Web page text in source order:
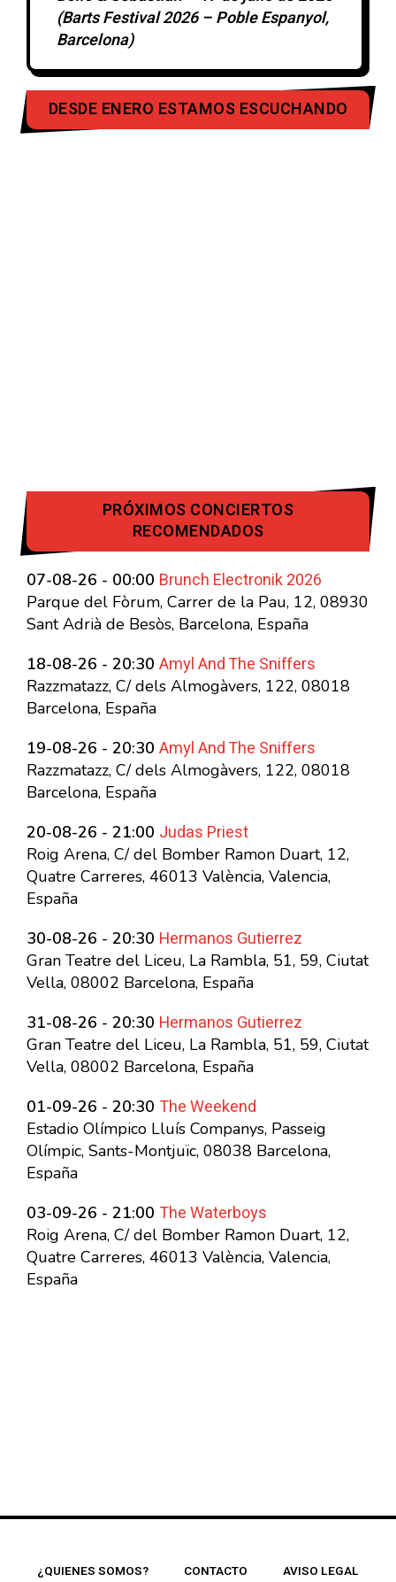
(Barts Festival 2026 – Poble Espanyol,
Barcelona)
DESDE ENERO ESTAMOS ESCUCHANDO
PRÓXIMOS CONCIERTOS
RECOMENDADOS
07-08-26 - 00:00 Brunch Electronik 2026
Parque del Fòrum, Carrer de la Pau, 12, 08930
Sant Adrià de Besòs, Barcelona, España
18-08-26 - 20:30 Amyl And The Sniffers
Razzmatazz, C/ dels Almogàvers, 122, 08018
Barcelona, España
19-08-26 - 20:30 Amyl And The Sniffers
Razzmatazz, C/ dels Almogàvers, 122, 08018
Barcelona, España
20-08-26 - 21:00 Judas Priest
Roig Arena, C/ del Bomber Ramon Duart, 12,
Quatre Carreres, 46013 València, Valencia,
España
30-08-26 - 20:30 Hermanos Gutierrez
Gran Teatre del Liceu, La Rambla, 51, 59, Ciutat
Vella, 08002 Barcelona, España
31-08-26 - 20:30 Hermanos Gutierrez
Gran Teatre del Liceu, La Rambla, 51, 59, Ciutat
Vella, 08002 Barcelona, España
01-09-26 - 20:30 The Weekend
Estadio Olímpico Lluís Companys, Passeig
Olímpic, Sants-Montjuïc, 08038 Barcelona,
España
03-09-26 - 21:00 The Waterboys
Roig Arena, C/ del Bomber Ramon Duart, 12,
Quatre Carreres, 46013 València, Valencia,
España
¿QUIENES SOMOS? CONTACTO AVISO LEGAL